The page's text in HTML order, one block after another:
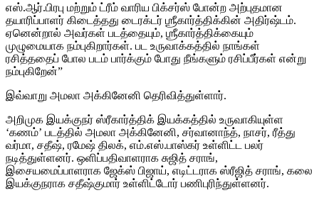
எஸ்.ஆர்.பிரபு மற்றும் ட்ரீம் வாரிய பிக்சர்ஸ் போன்ற அற்புதமான
தயாரிப்பாளர் கிடைத்தது டைரக்டர் ஶ்ரீகார்த்திக்கின் அதிர்ஷ்டம்.
ஏனென்றால் அவர்கள் படத்தையும், ஶ்ரீகார்த்திக்கையும்
முழுமையாக நம்புகிறார்கள். பட உருவாக்கத்தில் நாங்கள்
ரசித்ததைப் போல படம் பார்க்கும் போது நீங்களும் ரசிப்பீர்கள் என்று
நம்புகிறேன்”
இவ்வாறு அமலா அக்கினேனி தெரிவித்துள்ளார்.
அறிமுக இயக்குநர் ஸ்ரீகார்த்திக் இயக்கத்தில் உருவாகியுள்ள
‘கணம்’ படத்தில் அமலா அக்கினேனி, சர்வானாந்த், நாசர், ரீத்து
வர்மா, சதீஷ், ரமேஷ் திலக், எம்.எஸ்.பாஸ்கர் உள்ளிட்ட பலர்
நடித்துள்ளனர். ஒளிப்பதிவாளராக சுஜித் சராங்,
இசையமைப்பாளராக ஜேக்ஸ் பிஜாய், எடிட்டராக ஸ்ரீஜித் சராங், கலை
இயக்குநராக சதீஷ்குமார் உள்ளிட்டோர் பணிபுரிந்துள்ளனர்.